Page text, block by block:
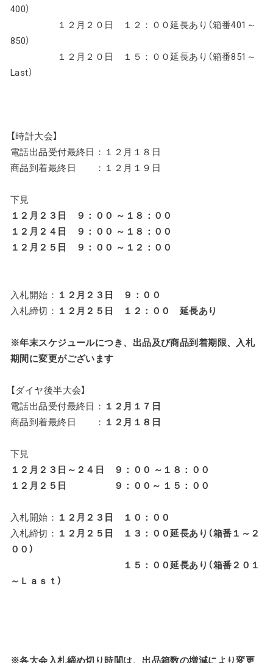
400）
１２月２０日 １２：００延長あり（箱番401～
850）
１２月２０日 １５：００延長あり（箱番851～
Last）
【時計大会】
電話出品受付最終日：１２月１８日
商品到着最終日 ：１２月１９日
下見
１２月２３日 ９：００ ～１８：００
１２月２４日 ９：００ ～１８：００
１２月２５日 ９：００ ～１２：００
入札開始： １２月２３日 ９：００
入札締切： １２月２５日 １２：００ 延長あり
※年末スケジュールにつき、出品及び商品到着期限、入札
期間に変更がございます
【ダイヤ後半大会】
電話出品受付最終日： １２月１７日
商品到着最終日 ： １２月１８日
下見
１２月２３日～２４日 ９：００ ～１８：００
１２月２５日 ９：００～ １５：００
入札開始： １２月２３日 １０：００
入札締切： １２月２５日 １３：００延長あり（箱番１～２
００）
１５：００延長あり（箱番２０１
～Ｌａｓｔ）
※各大会入札締め切り時間は、出品箱数の増減により変更